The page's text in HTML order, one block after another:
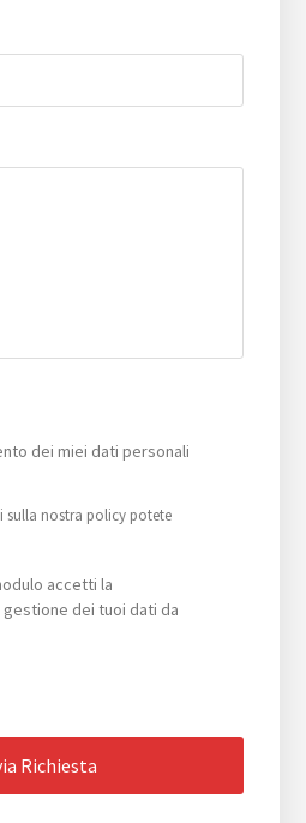
dei miei dati personali
nostra policy potete
accetti la
dei tuoi dati da